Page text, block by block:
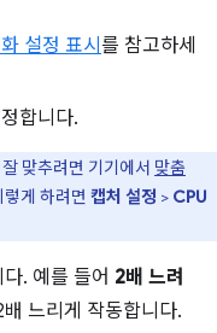
설정 표시 를 참고하세
합니다.
맞추려면 기기에서 맞춤
게 하려면 캡처 설정 > CPU
. 예를 들어 2배 느려
느리게 작동합니다.